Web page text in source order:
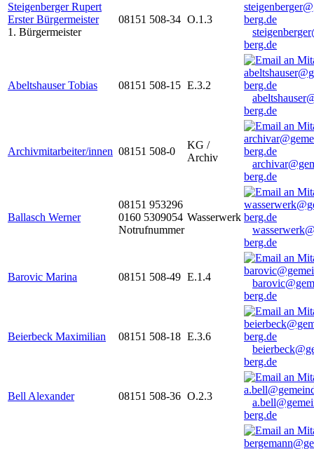
Steigenberger Rupert
Erster Bürgermeister
1. Bürgermeister
08151 508-34 O.1.3
berg.de
Abeltshauser Tobias 08151 508-15 E.3.2
berg.de
Archivmitarbeiter/innen 08151 508-0
KG /
Archiv
berg.de
Ballasch Werner
08151 953296
0160 5309054
Notrufnummer
Wasserwerk
berg.de
Barovic Marina 08151 508-49 E.1.4
berg.de
Beierbeck Maximilian 08151 508-18 E.3.6
berg.de
Bell Alexander 08151 508-36 O.2.3
berg.de